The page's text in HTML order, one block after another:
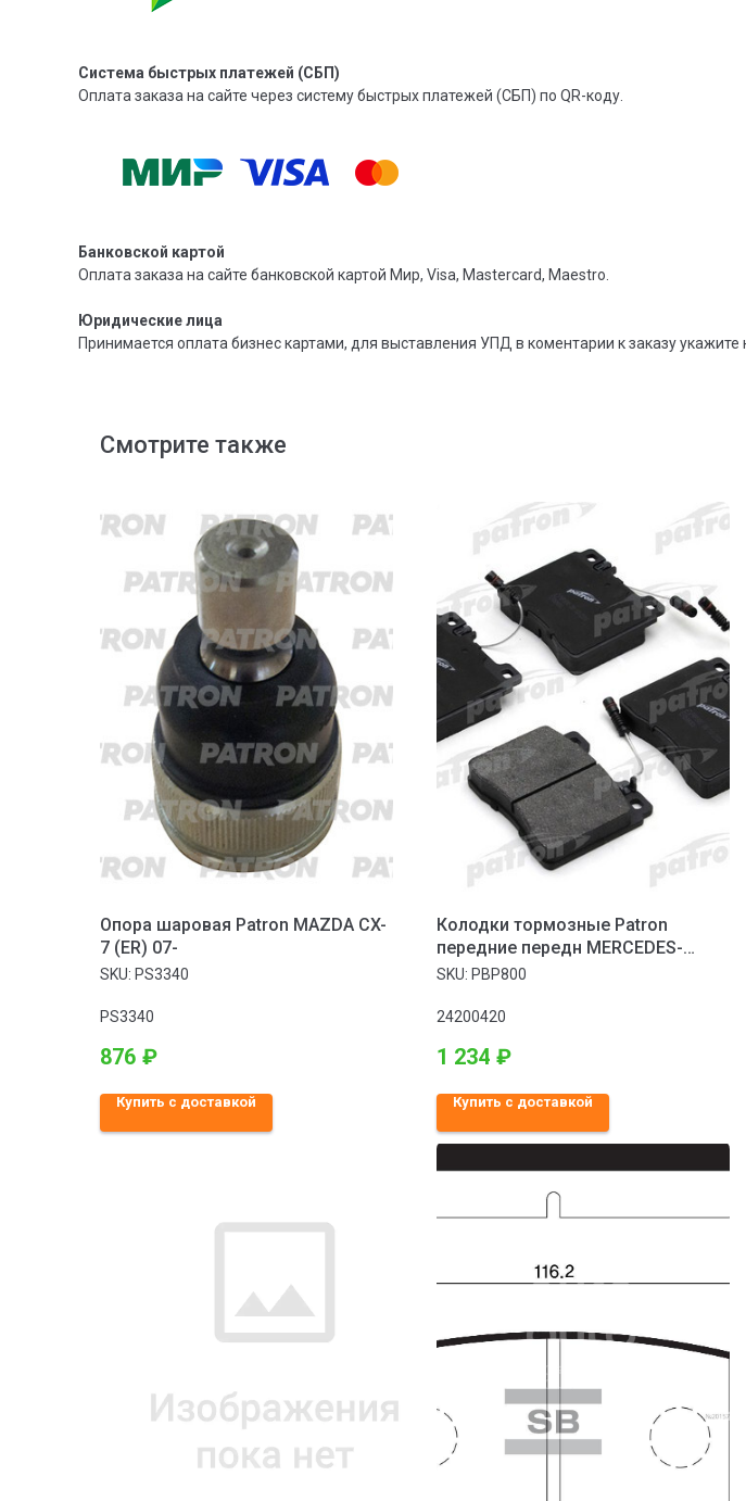
Система быстрых платежей (СБП)
Оплата заказа на сайте через систему быстрых платежей (СБП) по QR-коду.
Банковской картой
Оплата заказа на сайте банковской картой Мир, Visa, Mastercard, Maestro.
Юридические лица
Принимается оплата бизнес картами, для выставления УПД в коментарии к заказу
Смотрите также
Опора шаровая Patron MAZDA CX-
7 (ER) 07-
SKU: PS3340
PS3340
876 ₽
Купить с доставкой
Колодки тормозные Patron
передние передн MERCEDES-
BENZ: S-CLASS 91-98, S-CLASS
SKU: PBP800
24200420
1 234 ₽
Купить с доставкой